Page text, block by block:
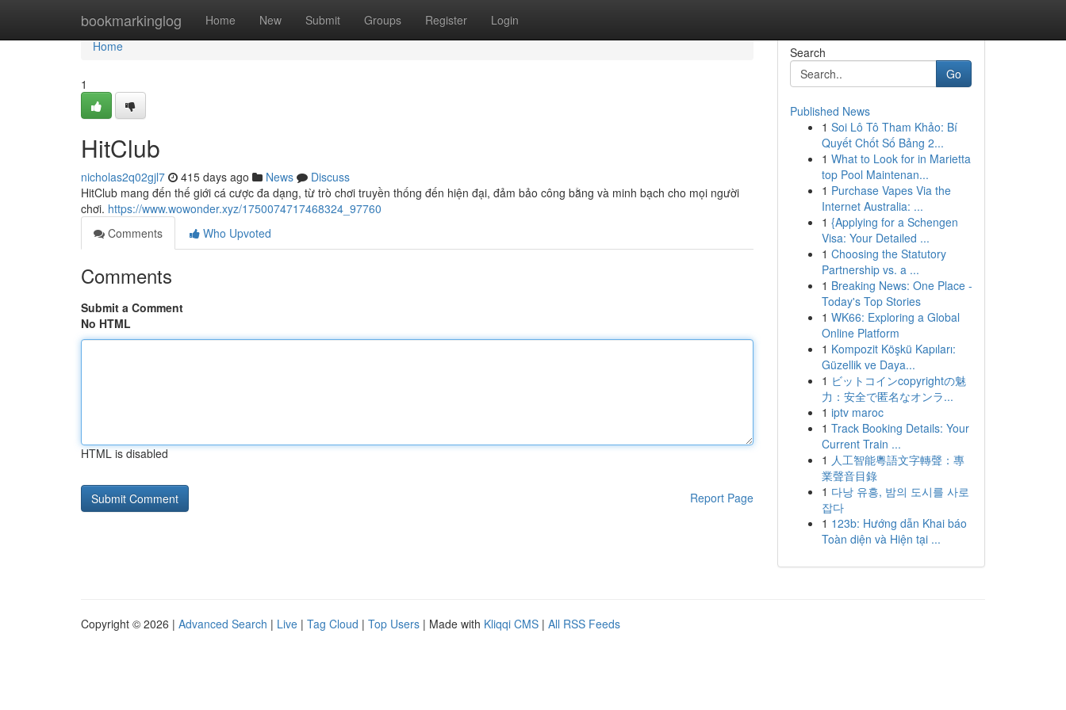
bookmarkinglog Home New Submit Groups Register Login
Home
Home
1
HitClub
nicholas2q02gjl7 415 days ago News
Discuss
HitClub mang đến thế giới cá cược đa dạng, từ trò chơi truyền thống đến hiện đại, đảm bảo công bằng và minh bạch cho mọi người
chơi. https://www.wowonder.xyz/1750074717468324_97760
Comments
Who Upvoted
Comments
Submit a Comment
No HTML
HTML is disabled
Report Page
Search
Go
Published News
1 Soi Lô Tô Tham Khảo: Bí
Quyết Chốt Số Bảng 2...
1 What to Look for in Marietta
top Pool Maintenan...
1 Purchase Vapes Via the
Internet Australia: ...
1 {Applying for a Schengen
Visa: Your Detailed ...
1 Choosing the Statutory
Partnership vs. a ...
1 Breaking News: One Place -
Today's Top Stories
1 WK66: Exploring a Global
Online Platform
1 Kompozit Köşkü Kapıları:
Güzellik ve Daya...
1 ビットコインcopyrightの魅
力：安全で匿名なオンラ...
1 iptv maroc
1 Track Booking Details: Your
Current Train ...
1 人工智能粵語文字轉聲：專
業聲音目錄
1 다낭 유흥, 밤의 도시를 사로
잡다
1 123b: Hướng dẫn Khai báo
Toàn diện và Hiện tại ...
Copyright © 2026 | Advanced Search | Live | Tag Cloud | Top Users | Made with Kliqqi CMS | All RSS Feeds